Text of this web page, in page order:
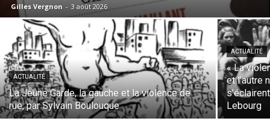
Gilles Vergnon - 3 août 2026
ACTUALITÉ
La Jeune Garde, la gauche et la violence de
rue, par Sylvain Boulouque
ACTUALITÉ
« La
et l’autre
Lebourg